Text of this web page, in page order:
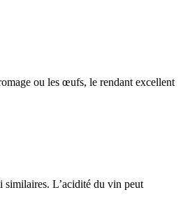
ou les œufs, le rendant excellent
similaires. L’acidité du vin peut